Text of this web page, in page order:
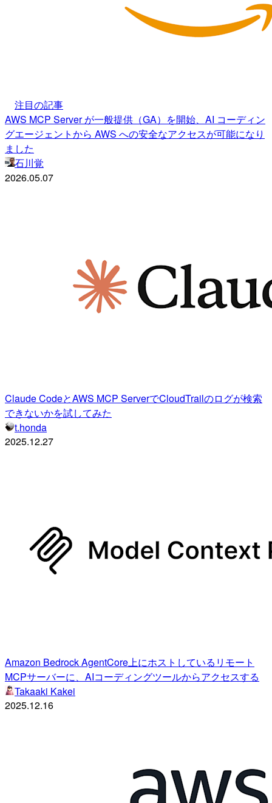
注目の記事
AWS MCP Server が一般提供（GA）を開始、AI コーディン
グエージェントから AWS への安全なアクセスが可能になり
ました
石川覚
2026.05.07
Claude CodeとAWS MCP ServerでCloudTrailのログが検索
できないかを試してみた
t.honda
2025.12.27
Amazon Bedrock AgentCore上にホストしているリモート
MCPサーバーに、AIコーディングツールからアクセスする
Takaaki Kakei
2025.12.16